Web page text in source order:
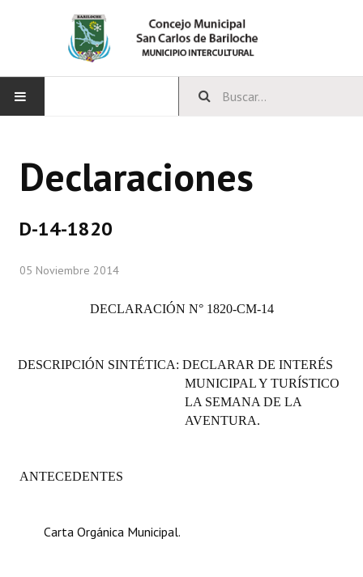
CONCEJO
Comisiones Especiales
Constitución Provincial
Declaraciones
D-14-1820
05 Noviembre 2014
DECLARACIÓN N° 1820-CM-14
DESCRIPCIÓN SINTÉTICA: DECLARAR DE INTERÉS
MUNICIPAL Y TURÍSTICO
LA SEMANA DE LA
AVENTURA.
ANTECEDENTES
Carta Orgánica Municipal.